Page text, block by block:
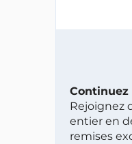
Rejoignez
entier en
remises